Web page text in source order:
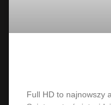
Full HD to najnowszy